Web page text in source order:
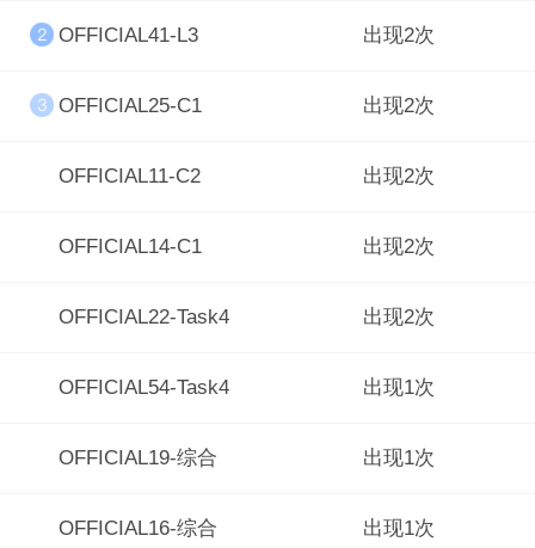
OFFICIAL41-L3 出现2次
OFFICIAL25-C1 出现2次
OFFICIAL11-C2 出现2次
OFFICIAL14-C1 出现2次
OFFICIAL22-Task4 出现2次
OFFICIAL54-Task4 出现1次
OFFICIAL19-综合 出现1次
OFFICIAL16-综合 出现1次